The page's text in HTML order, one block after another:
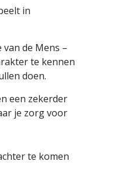
in
de Mens –
te kennen
doen.
een zekerder
je zorg voor
te komen